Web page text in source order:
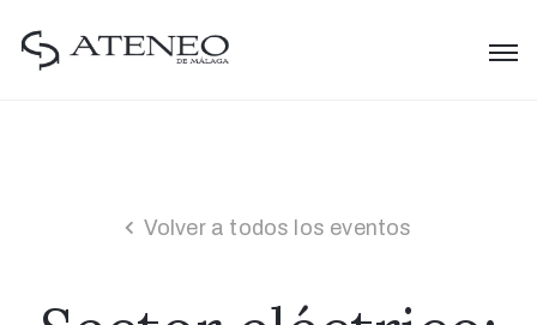
Volver a todos los eventos